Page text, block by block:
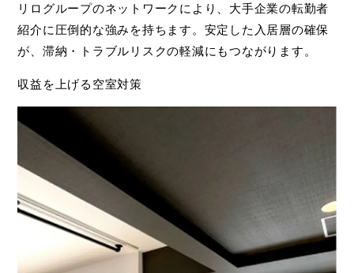
リログループのネットワークにより、大手企業の転勤者
紹介に圧倒的な強みを持ちます。安定した入居層の確保
が、滞納・トラブルリスクの軽減にもつながります。
収益を上げる空室対策